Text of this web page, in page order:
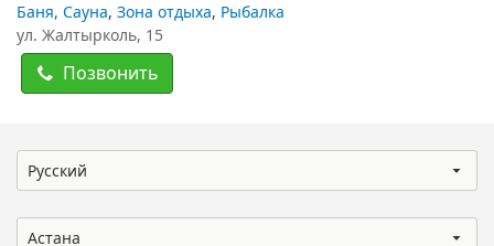
Баня, Сауна, Зона отдыха, Рыбалка
ул. Жалтырколь, 15
Позвонить
Русский
Астана